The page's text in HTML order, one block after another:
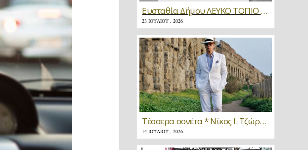
Ευσταθία Δήμου ΛΕΥΚΟ ΤΟΠΙΟ * Κριτική
23 ΙΟΥΛΊΟΥ , 2026
Τέσσερα σονέτα * Νίκος Ι. Τζώρτζης
14 ΙΟΥΛΊΟΥ , 2026